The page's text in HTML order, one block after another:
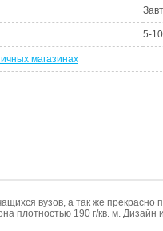
5-
магазинах
вузов, а так же прекрасно
плотностью 190 г/кв. м.